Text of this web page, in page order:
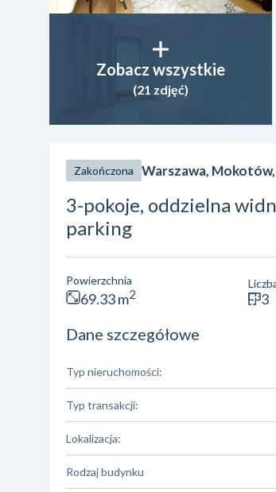
Zobacz wszystkie
(21 zdjęć)
Zakończona Warszawa,
3-pokoje, oddzielna
parking
Powierzchnia
69.33 m2 3
Dane szczegółowe
Typ nieruchomości:
Typ transakcji:
Lokalizacja:
Rodzaj budynku